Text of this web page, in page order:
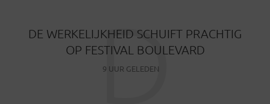
DE WERKELIJKHEID SCHUIFT PRACHTIG
OP FESTIVAL BOULEVARD
9 UUR GELEDEN
D